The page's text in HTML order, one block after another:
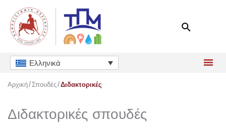
περιεχόμενο
Ελληνικά
Αρχική Σπουδές Διδακτορικές
Διδακτορικές σπουδές